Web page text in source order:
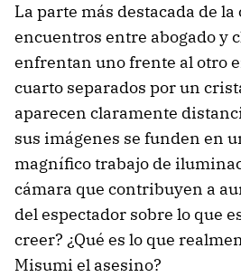
La parte más destacada de
encuentros entre abogado y
enfrentan uno frente al otro
cuarto separados por un
aparecen claramente
sus imágenes se funden en
magnífico trabajo de
cámara que contribuyen a
del espectador sobre lo que
creer? ¿Qué es lo que
Misumi el asesino?